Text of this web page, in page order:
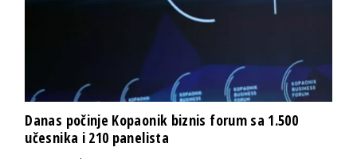
Danas počinje Kopaonik biznis forum sa 1.500
učesnika i 210 panelista